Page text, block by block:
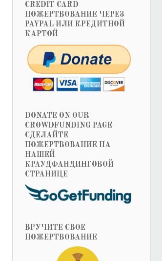
CREDIT CARD
ПОЖЕРТВОВАНИЕ ЧЕРЕЗ
PAYPAL ИЛИ КРЕДИТНОЙ
КАРТОЙ
DONATE ON OUR
CROWDFUNDING PAGE
СДЕЛАЙТЕ
ПОЖЕРТВОВАНИЕ НА
НАШЕЙ
КРАУДФАНДИНГОВОЙ
СТРАНИЦЕ
ВРУЧИТЕ СВОЕ
ПОЖЕРТВОВАНИЕ